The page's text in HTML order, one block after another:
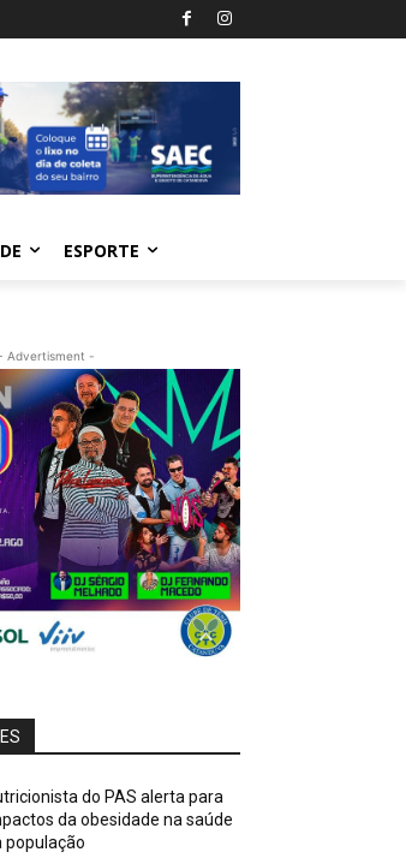
ESPORTE
Advertisment -
do PAS alerta para
da obesidade na saúde
população